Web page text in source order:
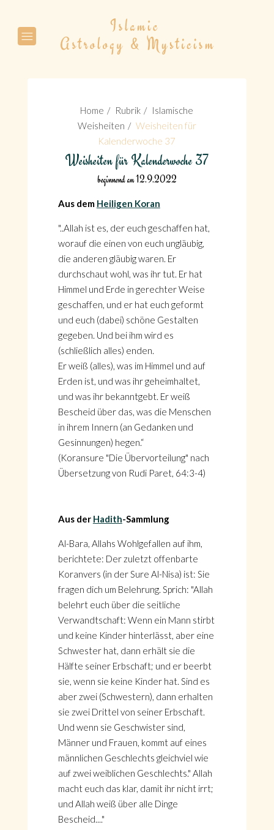
Home Rubrik
Islamische
Weisheiten
Weisheiten für
Kalenderwoche 37
Weisheiten für Kalenderwoche 37
beginnend am 12.9.2022
Aus dem Heiligen Koran
"..Allah ist es, der euch geschaffen hat,
worauf die einen von euch ungläubig,
die anderen gläubig waren. Er
durchschaut wohl, was ihr tut. Er hat
Himmel und Erde in gerechter Weise
geschaffen, und er hat euch geformt
und euch (dabei) schöne Gestalten
gegeben. Und bei ihm wird es
(schließlich alles) enden.
Er weiß (alles), was im Himmel und auf
Erden ist, und was ihr geheimhaltet,
und was ihr bekanntgebt. Er weiß
Bescheid über das, was die Menschen
in ihrem Innern (an Gedanken und
Gesinnungen) hegen.“
(Koransure "Die Übervorteilung" nach
Übersetzung von Rudi Paret, 64:3-4)
Aus der Hadith-Sammlung
Al-Bara, Allahs Wohlgefallen auf ihm,
berichtete: Der zuletzt offenbarte
Koranvers (in der Sure Al-Nisa) ist: Sie
fragen dich um Belehrung. Sprich: "Allah
belehrt euch über die seitliche
Verwandtschaft: Wenn ein Mann stirbt
und keine Kinder hinterlässt, aber eine
Schwester hat, dann erhält sie die
Hälfte seiner Erbschaft; und er beerbt
sie, wenn sie keine Kinder hat. Sind es
aber zwei (Schwestern), dann erhalten
sie zwei Drittel von seiner Erbschaft.
Und wenn sie Geschwister sind,
Männer und Frauen, kommt auf eines
männlichen Geschlechts gleichviel wie
auf zwei weiblichen Geschlechts." Allah
macht euch das klar, damit ihr nicht irrt;
und Allah weiß über alle Dinge
Bescheid...."